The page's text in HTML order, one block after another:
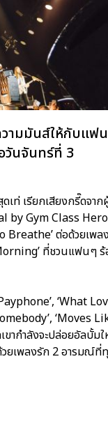
วามมันส์ให้กับแฟ
วันจันทร์ที่ 3
ดเท่ เรียกเสียงกรี๊ดจา
by Gym Class
Breathe’ ต่อด้วยเพล
ที่ชวนแฟนๆ
‘What
‘Moves
ากำลังจะปล่อยอัลบั้ม
ยเพลงรัก 2 อารมณ์